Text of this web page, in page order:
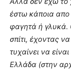
έστω κάποια
φαγητά ή γλυκά.
σπίτι, έχοντας
τυχαίνει να
Ελλάδα (στην